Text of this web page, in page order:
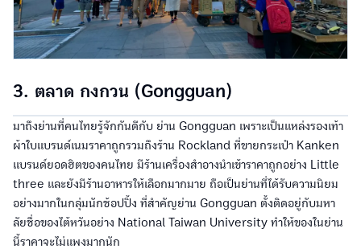
3. ตลาด กงกวน (Gongguan)
มาถึงย่านที่คนไทยรู้จักกันดีกับ ย่าน Gongguan เพราะเป็นแหล่งรองเท้า
ผ้าใบแบรนด์เนมราคาถูกรวมถึงร้าน Rockland ที่ขายกระเป๋า Kanken
แบรนด์ยอดฮิตของคนไทย มีร้านเครื่องสำอางนำเข้าราคาถูกอย่าง Little
three และยังมีร้านอาหารให้เลือกมากมาย ถือเป็นย่านที่ได้รับความนิยม
อย่างมากในกลุ่มนักช้อปปิ้ง ที่สำคัญย่าน Gongguan ตั้งติดอยู่กับมหา
ลัยชื่อของไต้หวันอย่าง National Taiwan University ทำให้ของในย่าน
นี้ราคาจะไม่แพงมากนัก